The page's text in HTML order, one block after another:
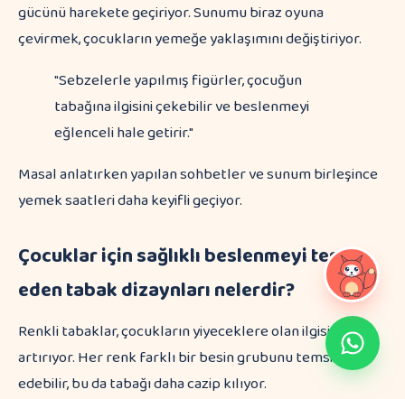
gücünü harekete geçiriyor. Sunumu biraz oyuna
çevirmek, çocukların yemeğe yaklaşımını değiştiriyor.
"Sebzelerle yapılmış figürler, çocuğun
tabağına ilgisini çekebilir ve beslenmeyi
eğlenceli hale getirir."
Masal anlatırken yapılan sohbetler ve sunum birleşince
yemek saatleri daha keyifli geçiyor.
Çocuklar için sağlıklı beslenmeyi teşvik
eden tabak dizaynları nelerdir?
Renkli tabaklar, çocukların yiyeceklere olan ilgisini
artırıyor. Her renk farklı bir besin grubunu temsil
edebilir, bu da tabağı daha cazip kılıyor.